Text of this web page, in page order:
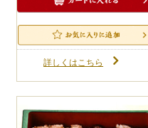
詳しくはこちら